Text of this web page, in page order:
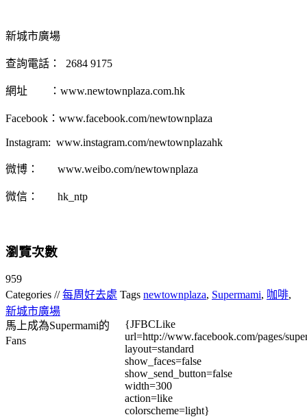
新城市廣場
查詢電話： 2684 9175
網址 ：www.newtownplaza.com.hk
Facebook：www.facebook.com/newtownplaza
Instagram: www.instagram.com/newtownplazahk
微博： www.weibo.com/newtownplaza
微信： hk_ntp
瀏覽次數
959
Categories //每周好去處 Tags newtownplaza, Supermami, 咖啡,
新城市廣場
馬上成為Supermami的
Fans
{JFBCLike
url=http://www.facebook.com/pages/
layout=standard
show_faces=false
show_send_button=false
width=300
action=like
colorscheme=light}